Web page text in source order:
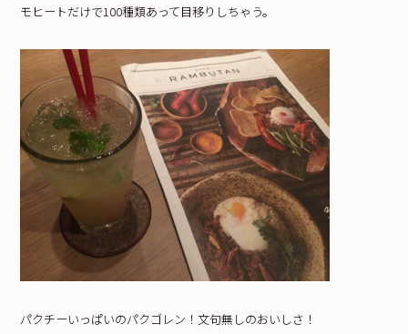
モヒートだけで100種類あって目移りしちゃう。
パクチーいっぱいのパクゴレン！文句無しのおいしさ！